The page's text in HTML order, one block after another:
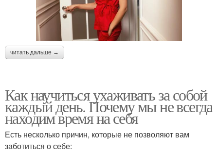
читать дальше →
Как научиться ухаживать за собой
каждый день. Почему мы не всегда
находим время на себя
Есть несколько причин, которые не позволяют вам
заботиться о себе: